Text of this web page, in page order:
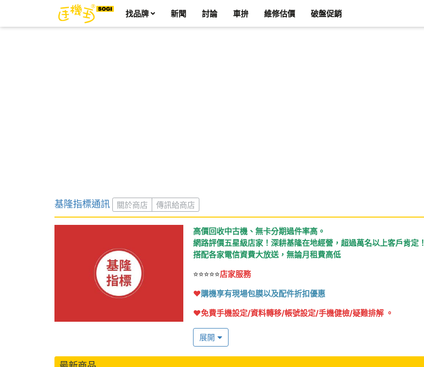
找品牌 新聞 討論 車拚 維修估價 破盤促銷
基隆指標通訊 關於商店 傳訊給商店
高價回收中古機、無卡分期過件率高。
網路評價五星級店家！深耕基隆在地經營，超過萬名以上客戶肯定！
搭配各家電信資費大放送，無論月租費高低
⭐⭐⭐⭐⭐店家服務
❤️購機享有現場包膜以及配件折扣優惠
❤️免費手機設定/資料轉移/帳號設定/手機健檢/疑難排解 。
【義務服務項目，將心比心，請
展開